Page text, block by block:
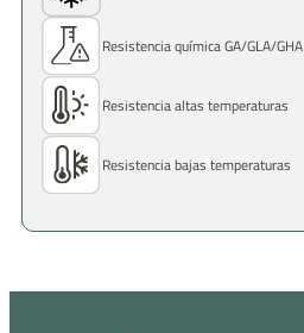
Resistencia química GA/GLA/GHA
Resistencia altas temperaturas
Resistencia bajas temperaturas